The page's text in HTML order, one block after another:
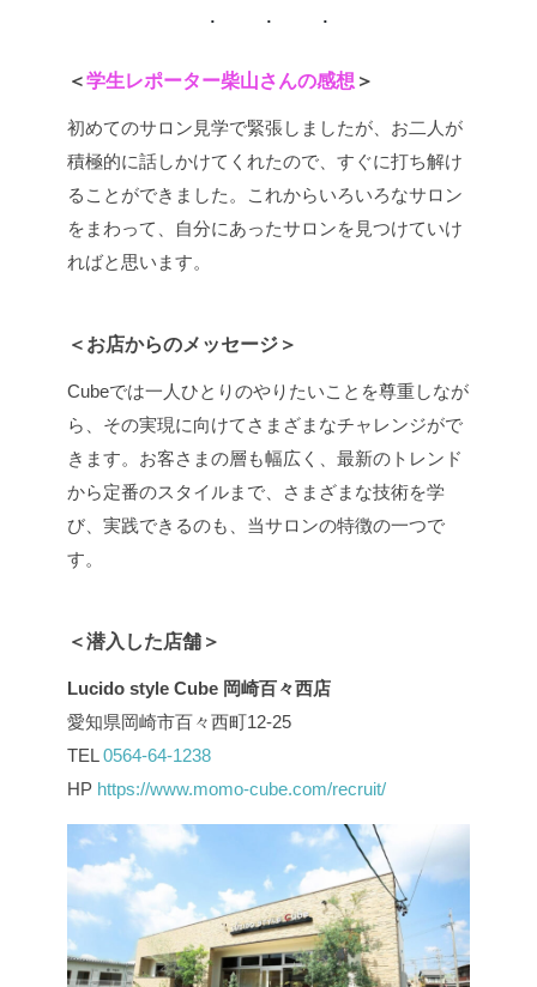
＜学生レポーター柴山さんの感想 ＞
初めてのサロン見学で緊張しましたが、お二人が
積極的に話しかけてくれたので、すぐに打ち解け
ることができました。これからいろいろなサロン
をまわって、自分にあったサロンを見つけていけ
ればと思います。
＜お店からのメッセージ＞
Cubeでは一人ひとりのやりたいことを尊重しなが
ら、その実現に向けてさまざまなチャレンジがで
きます。お客さまの層も幅広く、最新のトレンド
から定番のスタイルまで、さまざまな技術を学
び、実践できるのも、当サロンの特徴の一つで
す。
＜潜入した店舗＞
Lucido style Cube 岡崎百々西店
愛知県岡崎市百々西町12-25
TEL 0564-64-1238
HP https://www.momo-cube.com/recruit/